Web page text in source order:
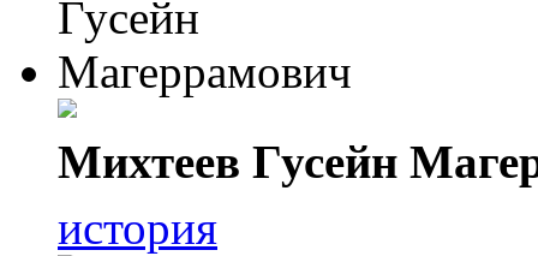
Михтеев Гусейн
история